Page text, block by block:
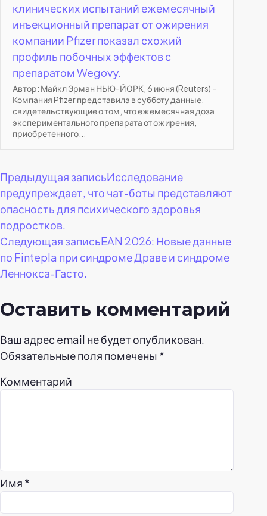
клинических испытаний ежемесячный
инъекционный препарат от ожирения
компании Pfizer показал схожий
профиль побочных эффектов с
препаратом Wegovy.
Автор: Майкл Эрман НЬЮ-ЙОРК, 6 июня (Reuters) -
Компания Pfizer представила в субботу данные,
свидетельствующие о том, что ежемесячная доза
экспериментального препарата от ожирения,
приобретенного...
Навигация
по
записям
Предыдущая записьИсследование
предупреждает, что чат-боты представляют
опасность для психического здоровья
подростков.
Следующая записьEAN 2026: Новые данные
по Fintepla при синдроме Драве и синдроме
Леннокса-Гасто.
Оставить комментарий
Ваш адрес email не будет опубликован.
Обязательные поля помечены *
Комментарий
Имя *